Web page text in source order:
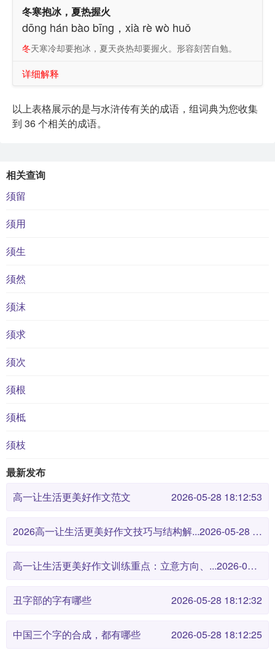
冬寒抱冰，夏热握火
dōng hán bào bīng，xià rè wò huǒ
冬天寒冷却要抱冰，夏天炎热却要握火。形容刻苦自勉。
详细解释
以上表格展示的是与水浒传有关的成语，组词典为您收集
到 36 个相关的成语。
相关查询
须留
须用
须生
须然
须沫
须求
须次
须根
须柢
须枝
最新发布
高一让生活更美好作文范文
2026-05-28 18:12:53
2026高一让生活更美好作文技巧与结构解... 2026-05-28 18:12:46
高一让生活更美好作文训练重点：立意方向、... 2026-05-28 18:12:38
丑字部的字有哪些 2026-05-28 18:12:32
中国三个字的合成，都有哪些 2026-05-28 18:12:25